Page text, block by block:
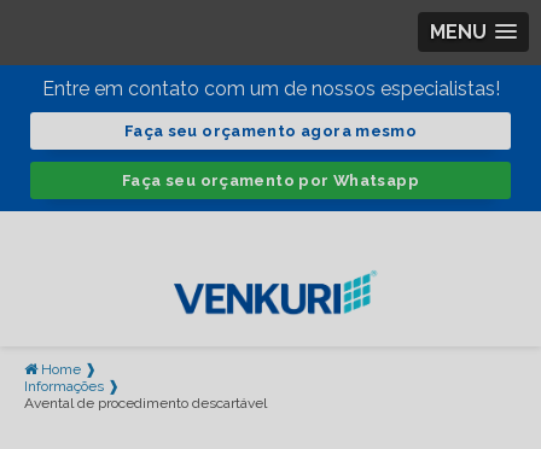
MENU
Entre em contato com um de nossos especialistas!
Faça seu orçamento agora mesmo
Faça seu orçamento por Whatsapp
Home ❱
Informações ❱
Avental de procedimento descartável